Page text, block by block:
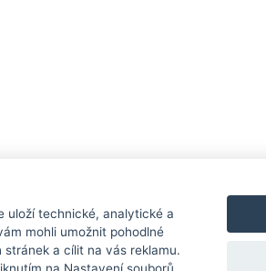
Bezpečná a rychlá platba
uloží technické, analytické a
mohli umožnit pohodlné
a cílit na vás reklamu.